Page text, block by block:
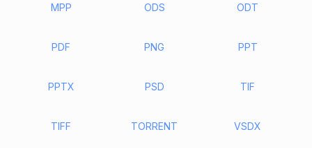
MPP ODS ODT
PDF PNG PPT
PPTX PSD TIF
TIFF TORRENT VSDX